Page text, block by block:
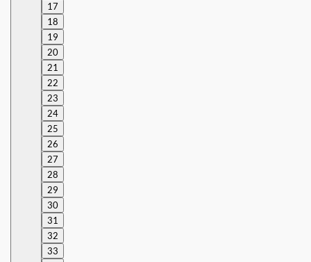
17
18
19
20
21
22
23
24
25
26
27
28
29
30
31
32
33